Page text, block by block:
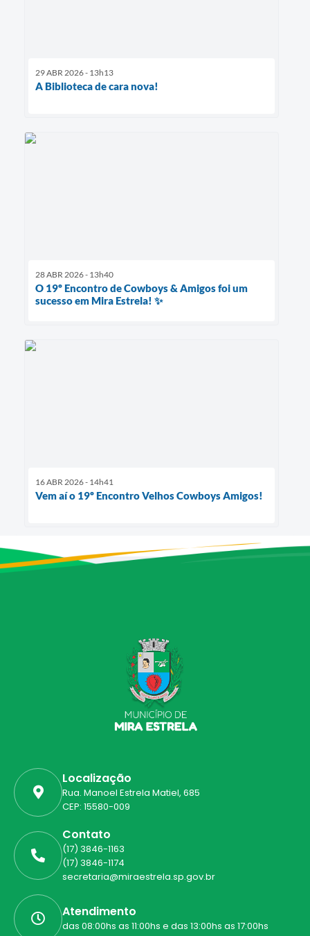
29 ABR 2026 - 13h13
A Biblioteca de cara nova!
28 ABR 2026 - 13h40
O 19º Encontro de Cowboys & Amigos foi um
sucesso em Mira Estrela! ✨
16 ABR 2026 - 14h41
Vem aí o 19º Encontro Velhos Cowboys Amigos!
Localização
Rua. Manoel Estrela Matiel, 685
CEP: 15580-009
Contato
(17) 3846-1163
(17) 3846-1174
secretaria@miraestrela.sp.gov.br
Atendimento
das 08:00hs as 11:00hs e das 13:00hs as 17:00hs